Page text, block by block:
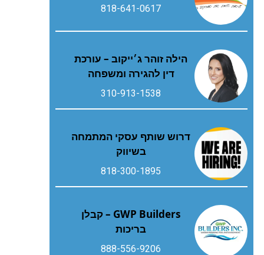
818-641-0617
הילה זוהר ג׳ייקוב – עורכת
דין להגירה ומשפחה
310-913-1538
דרוש שותף עסקי המתמחה
בשיווק
818-300-1895
GWP Builders – קבלן
בריכות
888-556-9206